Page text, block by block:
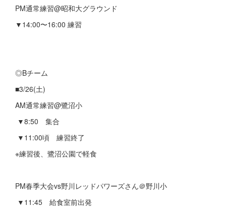
PM通常練習@昭和大グラウンド
▼14:00〜16:00 練習
◎Bチーム
■3/26(土)
AM通常練習@鷺沼小
▼8:50 集合
▼11:00頃 練習終了
※練習後、鷺沼公園で軽食
PM春季大会vs野川レッドパワーズさん＠野川小
▼11:45 給食室前出発